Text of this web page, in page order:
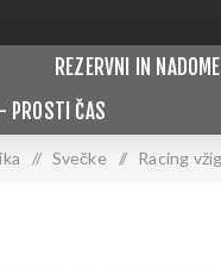
REZERVNI IN
PROSTI ČAS
/ Svečke / Racing